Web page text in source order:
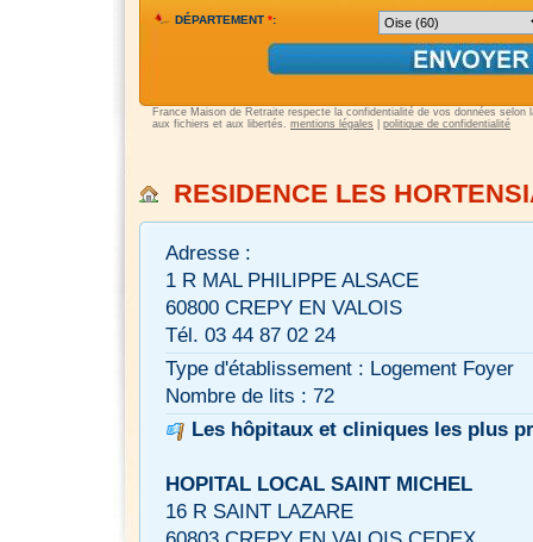
DÉPARTEMENT *:
France Maison de Retraite respecte la confidentialité de vos données selon
aux fichiers et aux libertés. mentions légales politique de confidentialité
RESIDENCE LES
Adresse :
1 R MAL PHILIPPE ALSACE
60800 CREPY EN VALOIS
Tél. 03 44 87 02 24
Type d'établissement : Logement Foyer
Nombre de lits : 72
Les hôpitaux et cliniques les plus
HOPITAL LOCAL SAINT MICHEL
16 R SAINT LAZARE